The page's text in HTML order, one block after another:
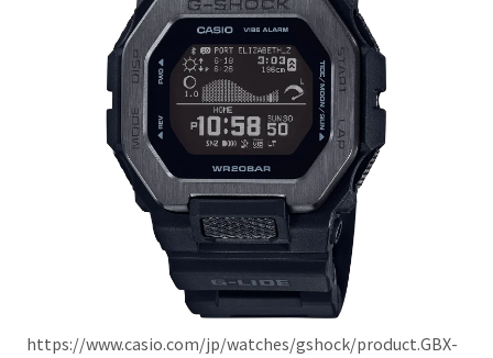
https://www.casio.com/jp/watches/gshock/product.GBX-